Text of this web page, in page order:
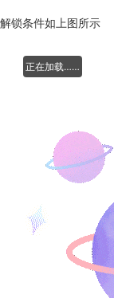
解锁条件如上图所示